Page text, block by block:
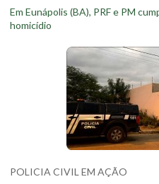
Em Eunápolis (BA), PRF e PM
homicídio
POLICIA CIVIL EM AÇÃO